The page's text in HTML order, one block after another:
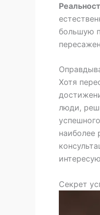
большую
Хотя
люди,
наиболее
Секрет